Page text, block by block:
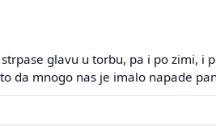
glavu u torbu, pa i po zimi,
da mnogo nas je imalo napade